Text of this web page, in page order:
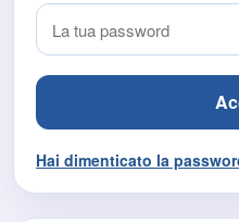
Hai dimenticato la